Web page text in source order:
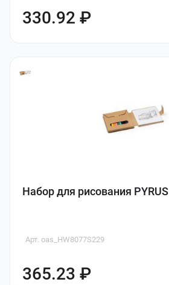
330.92 ₽
Набор для рисования PYRUS
Арт. oas_HW8077S229
365.23 ₽